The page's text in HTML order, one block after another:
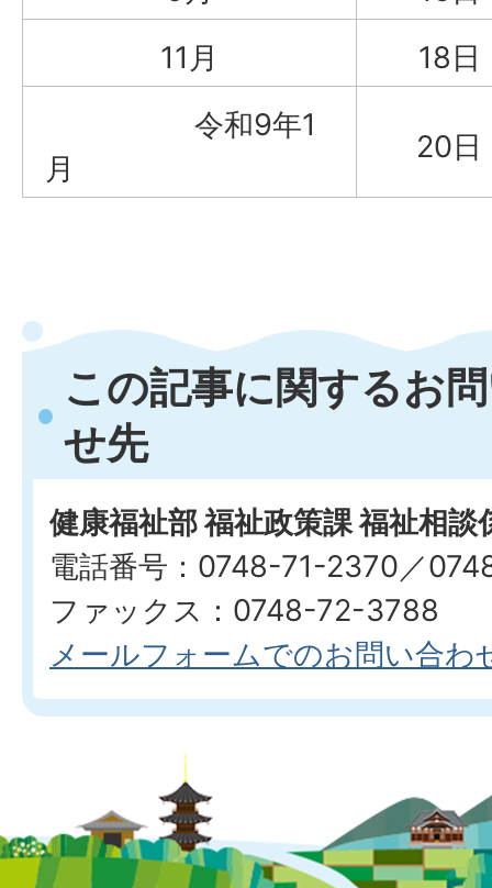
11月
18日
令和9年1
月
20日
この記事に関するお
せ先
健康福祉部 福祉政策課 福祉相談
電話番号：0748-71-2370／
ファックス：0748-72-3788
メールフォームでのお問い合わ